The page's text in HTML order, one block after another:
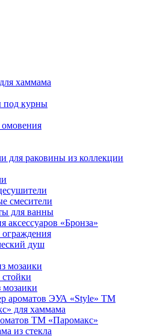
хаммама
курны
для раковины из коллекции
смесители
для ванны
аксессуаров «Бронза»
душ
мозаики
мозаики
ароматов ЭУА «Style» ТМ
для хаммама
ТМ «Паромакс»
из стекла